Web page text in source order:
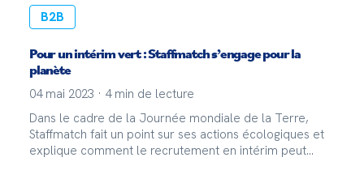
B2B
Pour un intérim vert : Staffmatch s’engage pour la
planète
04 mai 2023 · 4 min de lecture
Dans le cadre de la Journée mondiale de la Terre,
Staffmatch fait un point sur ses actions écologiques et
explique comment le recrutement en intérim peut